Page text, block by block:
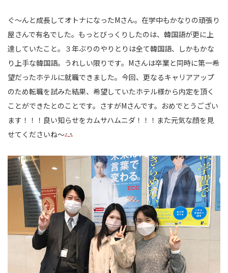
ぐ～んと成長してオトナになったMさん。在学中もかなりの頑張り
屋さんで有名でした。もっとびっくりしたのは、韓国語が更に上
達していたこと。３年ぶりのやりとりは全て韓国語、しかもかな
り上手な韓国語。うれしい限りです。Mさんは卒業と同時に第一希
望だったホテルに就職できました。今回、更なるキャリアアップ
のため転職を試みた結果、希望していたホテル様から内定を頂く
ことができたとのことです。さすがMさんです。おめでとうござい
ます！！！良い知らせをカムサハムニダ！！！また元気な顔を見
せてくださいね～